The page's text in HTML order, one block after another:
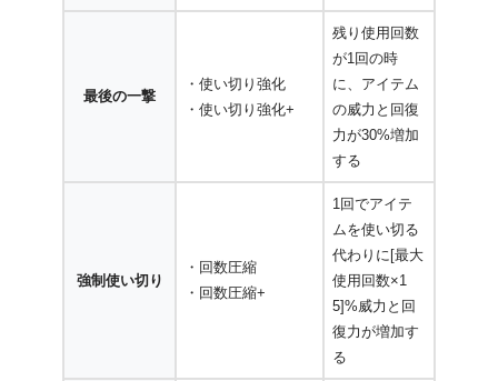
最後の一撃
・使い切り強化
・使い切り強化+
残り使用回数
が1回の時
に、アイテム
の威力と回復
力が30%増加
する
強制使い切り
・回数圧縮
・回数圧縮+
1回でアイテ
ムを使い切る
代わりに[最大
使用回数×1
5]%威力と回
復力が増加す
る